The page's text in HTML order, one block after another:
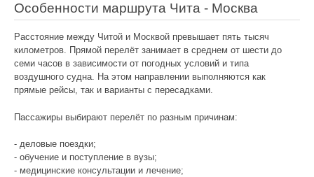
Особенности маршрута Чита - Москва
Расстояние между Читой и Москвой превышает пять тысяч
километров. Прямой перелёт занимает в среднем от шести до
семи часов в зависимости от погодных условий и типа
воздушного судна. На этом направлении выполняются как
прямые рейсы, так и варианты с пересадками.
Пассажиры выбирают перелёт по разным причинам:
- деловые поездки;
- обучение и поступление в вузы;
- медицинские консультации и лечение;